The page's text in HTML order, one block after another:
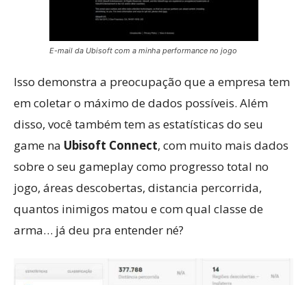
E-mail da Ubisoft com a minha performance no jogo
Isso demonstra a preocupação que a empresa tem
em coletar o máximo de dados possíveis. Além
disso, você também tem as estatísticas do seu
game na Ubisoft Connect, com muito mais dados
sobre o seu gameplay como progresso total no
jogo, áreas descobertas, distancia percorrida,
quantos inimigos matou e com qual classe de
arma… já deu pra entender né?